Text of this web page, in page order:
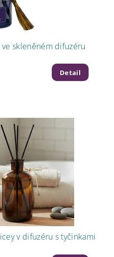
skleněném difuzéru
Detail
v difuzéru s tyčinkami